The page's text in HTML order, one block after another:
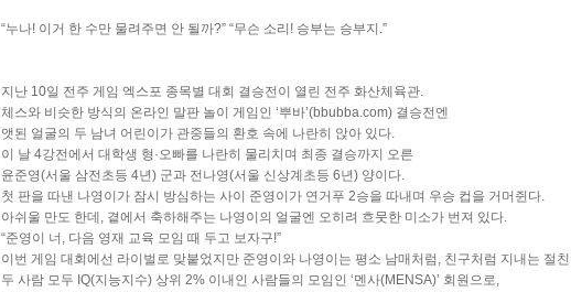
“누나! 이거 한 수만 물려주면 안 될까?” “무슨 소리! 승부는 승부지.”
지난 10일 전주 게임 엑스포 종목별 대회 결승전이 열린 전주 화산체육관.
체스와 비슷한 방식의 온라인 말판 놀이 게임인 ‘뿌바’(bbubba.com) 결승전엔
앳된 얼굴의 두 남녀 어린이가 관중들의 환호 속에 나란히 앉아 있다.
이 날 4강전에서 대학생 형·오빠를 나란히 물리치며 최종 결승까지 오른
윤준영(서울 삼전초등 4년) 군과 전나영(서울 신상계초등 6년) 양이다.
첫 판을 따낸 나영이가 잠시 방심하는 사이 준영이가 연거푸 2승을 따내며 우승 컵을 거머쥔다.
아쉬울 만도 한데, 곁에서 축하해주는 나영이의 얼굴엔 오히려 흐뭇한 미소가 번져 있다.
“준영이 너, 다음 영재 교육 모임 때 두고 보자구!”
이번 게임 대회에선 라이벌로 맞붙었지만 준영이와 나영이는 평소 남매처럼, 친구처럼 지내는 절
두 사람 모두 IQ(지능지수) 상위 2% 이내인 사람들의 모임인 ‘멘사(MENSA)’ 회원으로,